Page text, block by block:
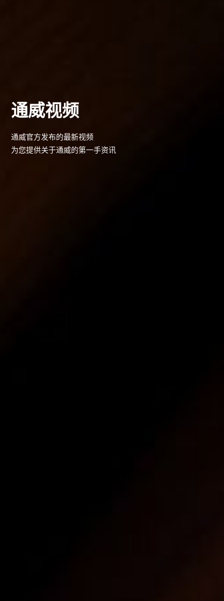
通威视频
通威官方发布的最新视频
为您提供关于通威的第一手资讯